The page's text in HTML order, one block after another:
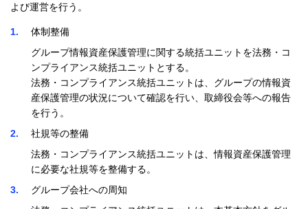
よび運営を行う。
1
体制整備
グループ情報資産保護管理に関する統括ユニットを法務・コ
ンプライアンス統括ユニットとする。
法務・コンプライアンス統括ユニットは、グループの情報資
産保護管理の状況について確認を行い、取締役会等への報告
を行う。
2
社規等の整備
法務・コンプライアンス統括ユニットは、情報資産保護管理
に必要な社規等を整備する。
3
グループ会社への周知